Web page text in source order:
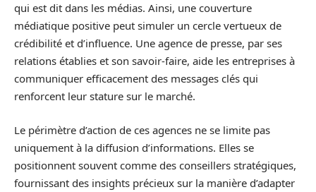
qui est dit dans les médias. Ainsi, une couverture
médiatique positive peut simuler un cercle vertueux de
crédibilité et d’influence. Une agence de presse, par ses
relations établies et son savoir-faire, aide les entreprises à
communiquer efficacement des messages clés qui
renforcent leur stature sur le marché.
Le périmètre d’action de ces agences ne se limite pas
uniquement à la diffusion d’informations. Elles se
positionnent souvent comme des conseillers stratégiques,
fournissant des insights précieux sur la manière d’adapter